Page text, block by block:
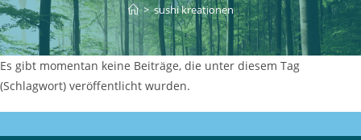
> sushi kreationen
Es gibt momentan keine Beiträge, die unter diesem Tag
(Schlagwort) veröffentlicht wurden.